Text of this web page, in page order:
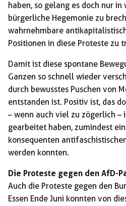
haben, so gelang es doch nur
bürgerliche Hegemonie zu
wahrnehmbare
Positionen in diese Proteste zu
Damit ist diese spontane
Ganzen so schnell wieder
durch bewusstes Puschen von
entstanden ist. Positiv ist, das
– wenn auch viel zu zögerlich –
gearbeitet haben, zumindest
konsequenten
werden konnten.
Die Proteste gegen den AfD-
Auch die Proteste gegen den
Essen Ende Juni konnten von